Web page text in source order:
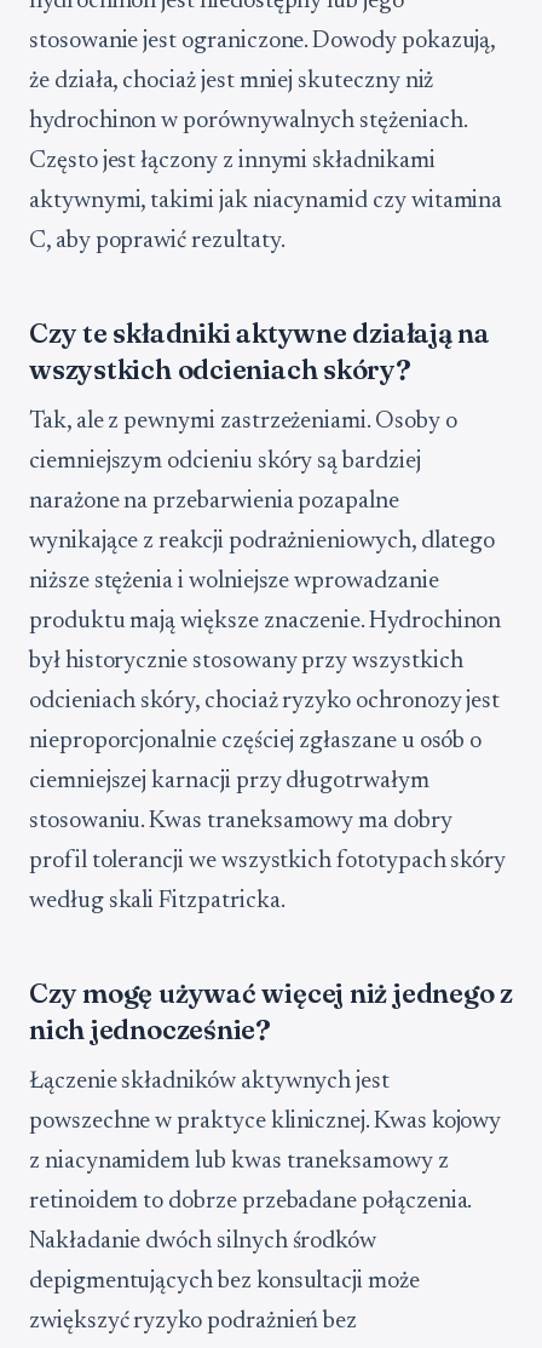
stosowanie jest ograniczone. Dowody pokazują,
że działa, chociaż jest mniej skuteczny niż
hydrochinon w porównywalnych stężeniach.
Często jest łączony z innymi składnikami
aktywnymi, takimi jak niacynamid czy witamina
C, aby poprawić rezultaty.
Czy te składniki aktywne działają na
wszystkich odcieniach skóry?
Tak, ale z pewnymi zastrzeżeniami. Osoby o
ciemniejszym odcieniu skóry są bardziej
narażone na przebarwienia pozapalne
wynikające z reakcji podrażnieniowych, dlatego
niższe stężenia i wolniejsze wprowadzanie
produktu mają większe znaczenie. Hydrochinon
był historycznie stosowany przy wszystkich
odcieniach skóry, chociaż ryzyko ochronozy jest
nieproporcjonalnie częściej zgłaszane u osób o
ciemniejszej karnacji przy długotrwałym
stosowaniu. Kwas traneksamowy ma dobry
profil tolerancji we wszystkich fototypach skóry
według skali Fitzpatricka.
Czy mogę używać więcej niż jednego z
nich jednocześnie?
Łączenie składników aktywnych jest
powszechne w praktyce klinicznej. Kwas kojowy
z niacynamidem lub kwas traneksamowy z
retinoidem to dobrze przebadane połączenia.
Nakładanie dwóch silnych środków
depigmentujących bez konsultacji może
zwiększyć ryzyko podrażnień bez